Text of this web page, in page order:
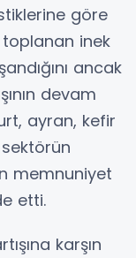
göre
inek
ancak
devam
ayran, kefir
memnuniyet
etti.
karşın